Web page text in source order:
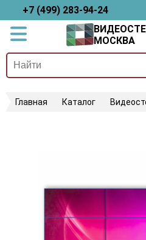
+7 (499) 283-94-24
МОСКВА
Главная Каталог